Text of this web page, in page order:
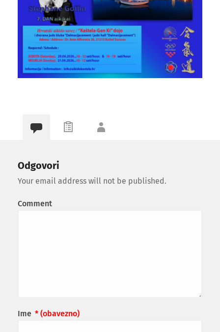
Odgovori
Your email address will not be published.
Comment
Ime * (obavezno)